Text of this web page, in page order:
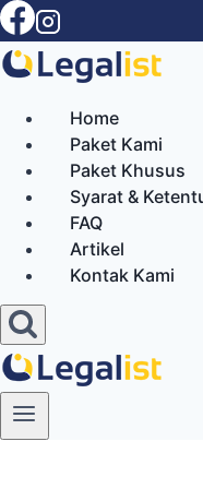
Skip
to
content
Home
Paket Kami
Paket Khusus
Syarat &
FAQ
Artikel
Kontak Kami